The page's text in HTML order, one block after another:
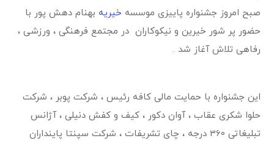
صبح امروز جشنواره پاییزی موسسه خیریه بهنام دهش پور با
حضور پر شور خیرین و نیکوکاران در مجتمع فرهنگی ، ورزشی ،
رفاهی تلاش آغاز شد .
این جشنواره با حمایت مالی کافه رئیس ، شرکت پوبر ، شرکت
حلوا شکری عقاب ، آوان دکور ، کیف و کفش دنیلی ، آژانس
تبلیغاتی 360 درجه ، چای تشریفات ، شرکت سپنتا پاینداران